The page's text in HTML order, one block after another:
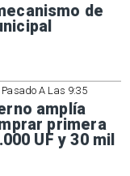
de
A Las 9:35
amplía
primera
UF y 30 mil